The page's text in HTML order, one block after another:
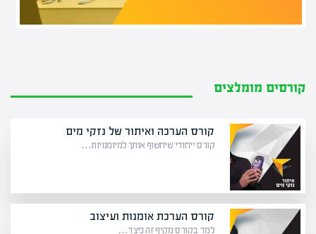
קורסים מומלצים
קורס הערכה ואיתור של נזקי מים
קורס ייחודי שיחשוף אותך למיומנויות…
קורס הערכת אומנות ועיצוב
למד בקורס מקיף זה כיצד…